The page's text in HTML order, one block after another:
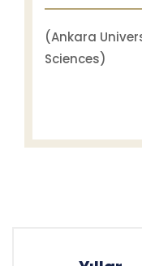
(Ankara
Sciences)